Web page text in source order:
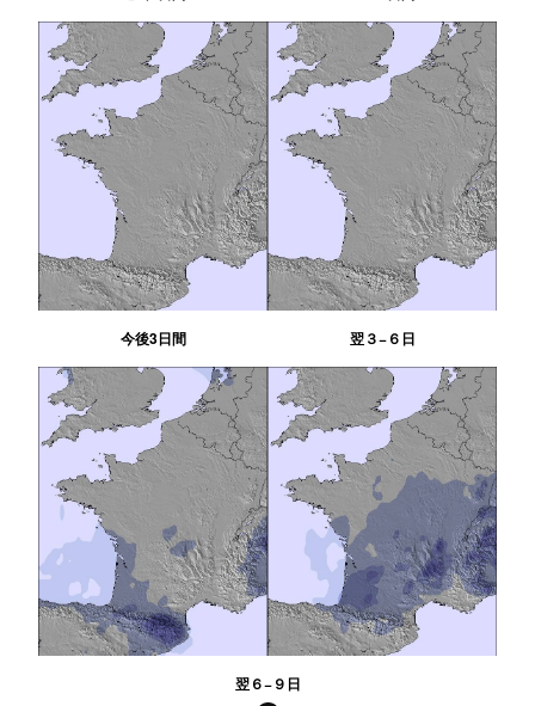
今後3日間 翌３−６日
翌６−９日